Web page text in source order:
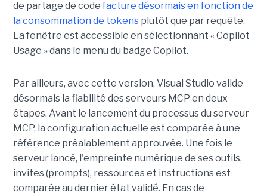
de partage de code facture désormais en fonction de
la consommation de tokens plutôt que par requête.
La fenêtre est accessible en sélectionnant « Copilot
Usage » dans le menu du badge Copilot.
Par ailleurs, avec cette version, Visual Studio valide
désormais la fiabilité des serveurs MCP en deux
étapes. Avant le lancement du processus du serveur
MCP, la configuration actuelle est comparée à une
référence préalablement approuvée. Une fois le
serveur lancé, l'empreinte numérique de ses outils,
invites (prompts), ressources et instructions est
comparée au dernier état validé. En cas de